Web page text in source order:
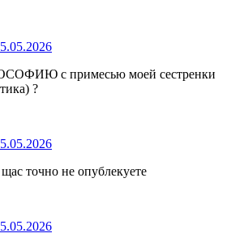
с примесью моей сестренки
?
точно не опублекуете